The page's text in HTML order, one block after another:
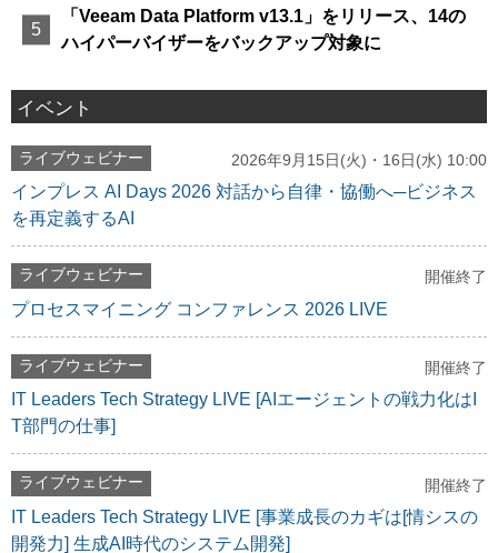
「Veeam Data Platform v13.1」をリリース、14の
ハイパーバイザーをバックアップ対象に
イベント
ライブウェビナー 2026年9月15日(火)・16日(水) 10:00
インプレス AI Days 2026 対話から自律・協働へ─ビジネス
を再定義するAI
ライブウェビナー 開催終了
プロセスマイニング コンファレンス 2026 LIVE
ライブウェビナー 開催終了
IT Leaders Tech Strategy LIVE [AIエージェントの戦力化はI
T部門の仕事]
ライブウェビナー 開催終了
IT Leaders Tech Strategy LIVE [事業成長のカギは[情シスの
開発力] 生成AI時代のシステム開発]